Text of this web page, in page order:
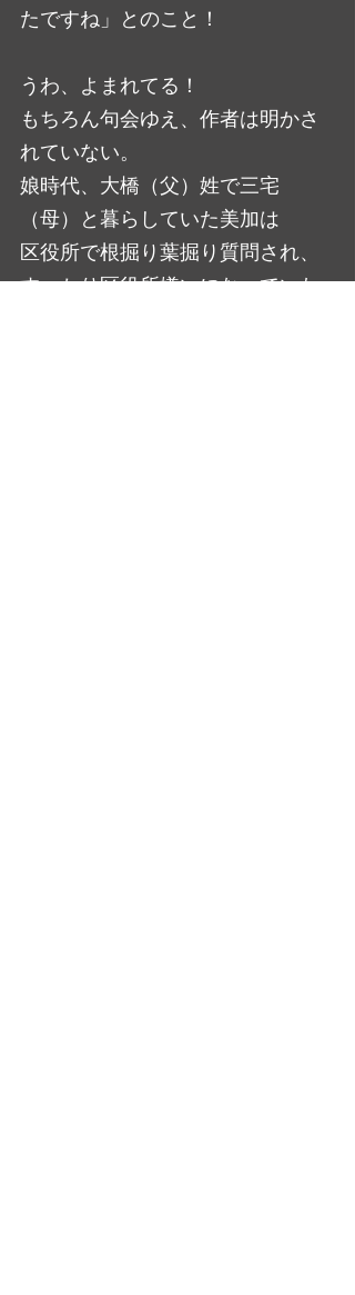
たですね」とのこと！
うわ、よまれてる！
もちろん句会ゆえ、作者は明かさ
れていない。
娘時代、大橋（父）姓で三宅
（母）と暮らしていた美加は
区役所で根掘り葉掘り質問され、
すっかり区役所嫌いになっていた